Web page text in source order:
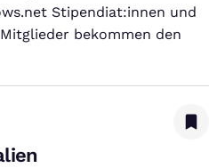
Stipendiat:innen und
bekommen den